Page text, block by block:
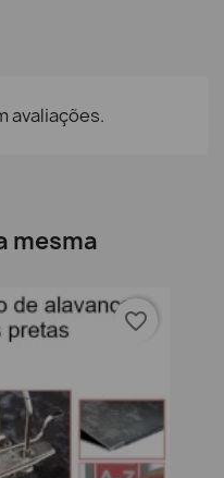
avaliações.
mesma
favorite_border